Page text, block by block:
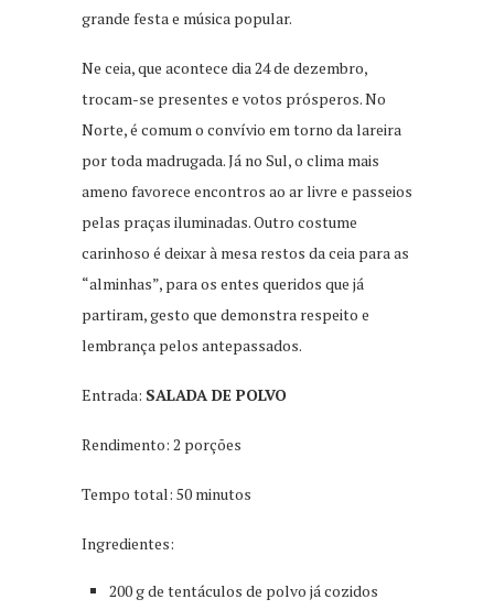
grande festa e música popular.
Ne ceia, que acontece dia 24 de dezembro,
trocam-se presentes e votos prósperos. No
Norte, é comum o convívio em torno da lareira
por toda madrugada. Já no Sul, o clima mais
ameno favorece encontros ao ar livre e passeios
pelas praças iluminadas. Outro costume
carinhoso é deixar à mesa restos da ceia para as
“alminhas”, para os entes queridos que já
partiram, gesto que demonstra respeito e
lembrança pelos antepassados.
Entrada: SALADA DE POLVO
Rendimento: 2 porções
Tempo total: 50 minutos
Ingredientes:
200 g de tentáculos de polvo já cozidos